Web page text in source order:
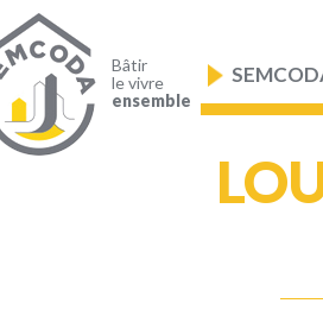
Bâtir
le vivre
ensemble
principale